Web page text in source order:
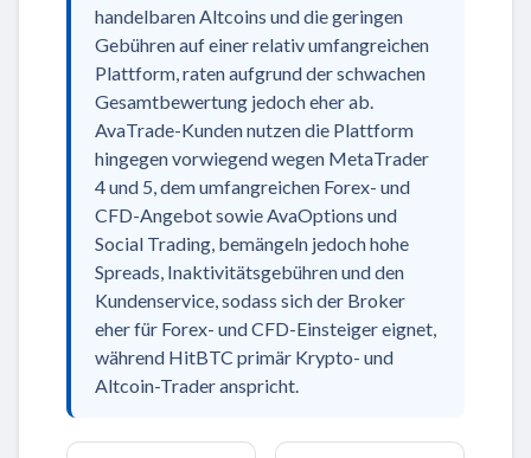
handelbaren Altcoins und die geringen
Gebühren auf einer relativ umfangreichen
Plattform, raten aufgrund der schwachen
Gesamtbewertung jedoch eher ab.
AvaTrade-Kunden nutzen die Plattform
hingegen vorwiegend wegen MetaTrader
4 und 5, dem umfangreichen Forex- und
CFD-Angebot sowie AvaOptions und
Social Trading, bemängeln jedoch hohe
Spreads, Inaktivitätsgebühren und den
Kundenservice, sodass sich der Broker
eher für Forex- und CFD-Einsteiger eignet,
während HitBTC primär Krypto- und
Altcoin-Trader anspricht.